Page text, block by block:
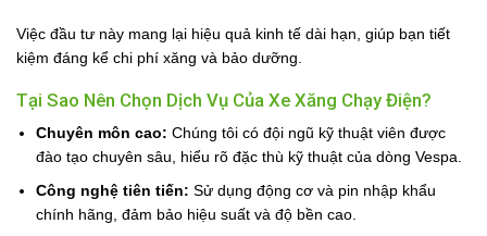
Việc đầu tư này mang lại hiệu quả kinh tế dài hạn, giúp bạn tiết
kiệm đáng kể chi phí xăng và bảo dưỡng.
Tại Sao Nên Chọn Dịch Vụ Của Xe Xăng Chạy Điện?
Chuyên môn cao: Chúng tôi có đội ngũ kỹ thuật viên được
đào tạo chuyên sâu, hiểu rõ đặc thù kỹ thuật của dòng Vespa.
Công nghệ tiên tiến: Sử dụng động cơ và pin nhập khẩu
chính hãng, đảm bảo hiệu suất và độ bền cao.